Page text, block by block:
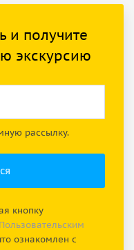
и получите
экскурсию
рассылку.
кнопку
Пользовательским
ознакомлен с